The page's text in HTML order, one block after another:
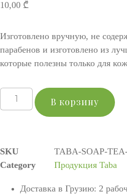
10,00 ₾
Изготовлено вручную, не
парабенов и изготовлено из
которые полезны только для
В корзину
SKU
TABA-SOAP-
Category
Продукция Taba
Доставка в Грузию: 2